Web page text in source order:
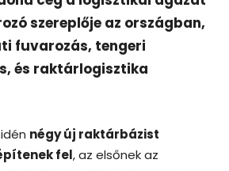
szereplője az országban,
fuvarozás, tengeri
és raktárlogisztika
négy új raktárbázist
fel, az elsőnek az